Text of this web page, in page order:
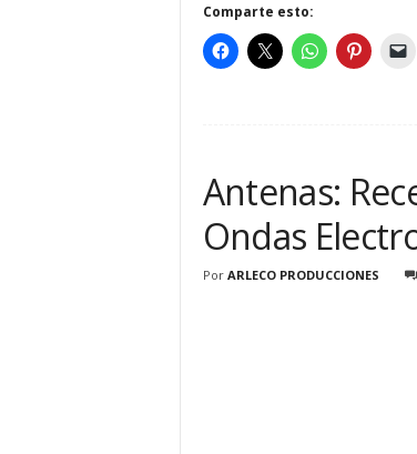
Comparte esto:
Antenas:
Ondas
Por ARLECO PRODUCCIONES